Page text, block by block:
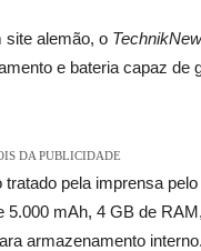
site alemão, o
e bateria capaz de
DA PUBLICIDADE
pela imprensa
mAh, 4 GB de
armazenamento